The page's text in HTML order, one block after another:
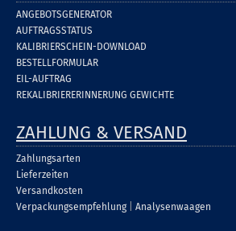
ANGEBOTSGENERATOR
AUFTRAGSSTATUS
KALIBRIERSCHEIN-DOWNLOAD
BESTELLFORMULAR
EIL-AUFTRAG
REKALIBRIERERINNERUNG GEWICHTE
ZAHLUNG & VERSAND
Zahlungsarten
Lieferzeiten
Versandkosten
Verpackungsempfehlung
Analysenwaagen